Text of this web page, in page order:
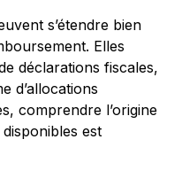
s’étendre bien
Elles
déclarations fiscales,
d’allocations
comprendre l’origine
est